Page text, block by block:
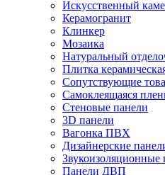
Искусственный
Керамогранит
Клинкер
Мозаика
Натуральный
Плитка
Сопутствующие
Самоклеящаяся
Стеновые панели
3D панели
Вагонка ПВХ
Дизайнерские
Звукоизоляционные
Панели ДВП